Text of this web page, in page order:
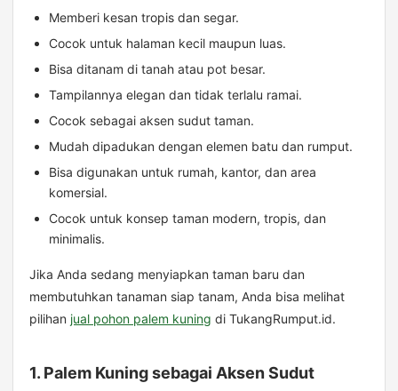
Memberi kesan tropis dan segar.
Cocok untuk halaman kecil maupun luas.
Bisa ditanam di tanah atau pot besar.
Tampilannya elegan dan tidak terlalu ramai.
Cocok sebagai aksen sudut taman.
Mudah dipadukan dengan elemen batu dan rumput.
Bisa digunakan untuk rumah, kantor, dan area
komersial.
Cocok untuk konsep taman modern, tropis, dan
minimalis.
Jika Anda sedang menyiapkan taman baru dan
membutuhkan tanaman siap tanam, Anda bisa melihat
pilihan jual pohon palem kuning di TukangRumput.id.
1. Palem Kuning sebagai Aksen Sudut